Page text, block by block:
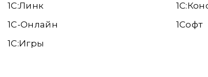
1С:Линк
1С-Онлайн
1C:Игры
1Софт